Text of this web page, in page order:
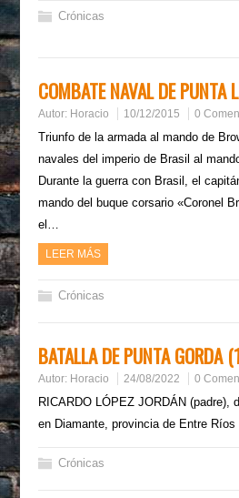
Crónicas
COMBATE NAVAL DE
Autor: Horacio 10/12/2015 0
Triunfo de la armada al mando de
navales del imperio de Brasil al
Durante la guerra con Brasil, el
mando del buque corsario «Coronel
el…
LEER MÁS
Crónicas
BATALLA DE PUNTA
Autor: Horacio 24/08/2022 0
RICARDO LÓPEZ JORDÁN (padre),
en Diamante, provincia de Entre Ríos
Crónicas